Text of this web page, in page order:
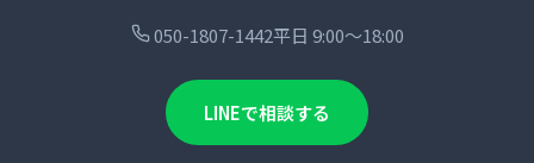
050-1807-1442平日 9:00〜18:00
LINEで相談する